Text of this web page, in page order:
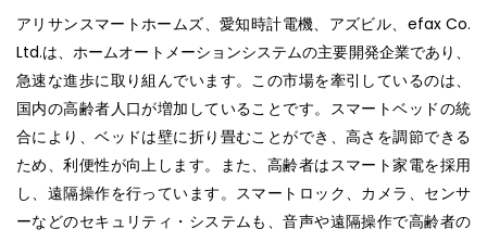
アリサンスマートホームズ、愛知時計電機、アズビル、efax Co.
Ltd.は、ホームオートメーションシステムの主要開発企業であり、
急速な進歩に取り組んでいます。この市場を牽引しているのは、
国内の高齢者人口が増加していることです。スマートベッドの統
合により、ベッドは壁に折り畳むことができ、高さを調節できる
ため、利便性が向上します。また、高齢者はスマート家電を採用
し、遠隔操作を行っています。スマートロック、カメラ、センサ
ーなどのセキュリティ・システムも、音声や遠隔操作で高齢者の